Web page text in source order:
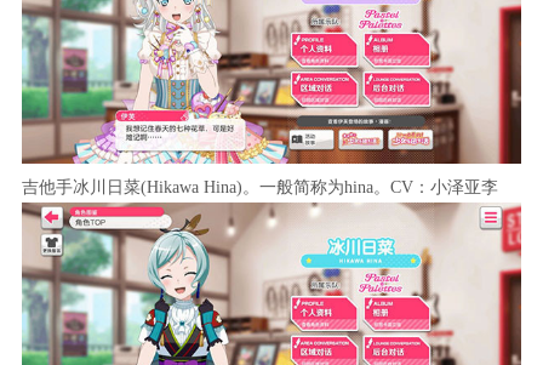
吉他手冰川日菜(Hikawa Hina)。一般简称为hina。CV：小泽亚李